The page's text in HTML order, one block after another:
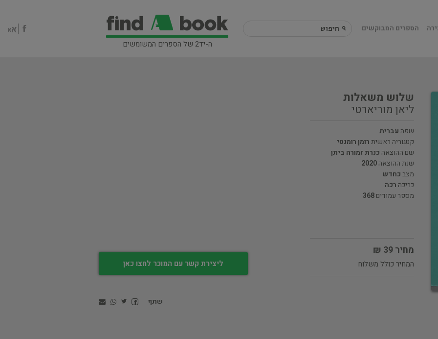
ה-יד2 של הספרים המשומשים
הספרים המבוקשים
שלוש משאלות
ליאן מוריארטי
שפה עברית
קטגוריה ראשיתרומן רומנטי
שם ההוצאה כנרת זמורה ביתן
שנת ההוצאה2020
מצבכחדש
כריכה רכה
מספר עמודים368
מחיר 39 ₪
המחיר כולל משלוח ליצירת קשר עם המוכר לחצו כאן
שתף